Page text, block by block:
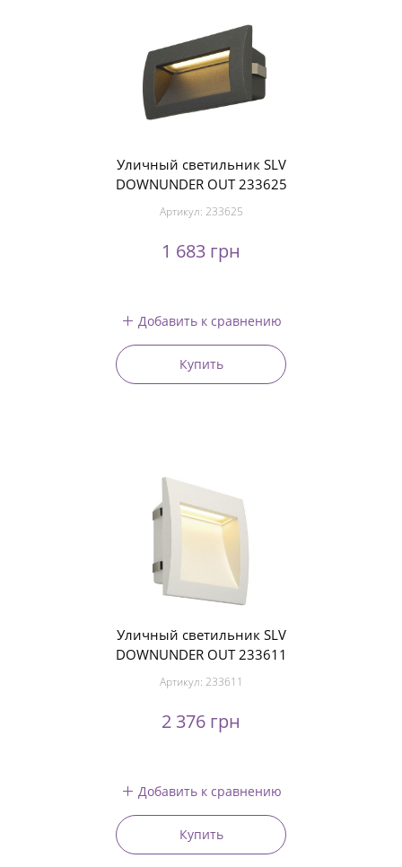
Уличный светильник SLV
DOWNUNDER OUT 233625
Артикул: 233625
1 683 грн
Добавить к сравнению
Купить
Уличный светильник SLV
DOWNUNDER OUT 233611
Артикул: 233611
2 376 грн
Добавить к сравнению
Купить